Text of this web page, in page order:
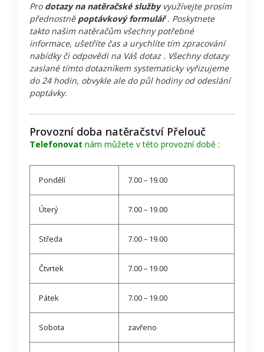
Pro dotazy na natěračské službyvyužívejte prosím
přednostně poptávkový formulář. Poskytnete
takto našim natěračům všechny potřebné
informace, ušetříte čas a urychlíte tím zpracování
nabídky či odpovědi na Váš dotaz . Všechny dotazy
zaslané tímto dotazníkem systematicky vyřizujeme
do 24 hodin, obvykle ale do půl hodiny od odeslání
poptávky.
Provozní doba natěračství Přelouč
Telefonovat nám můžete v této provozní době :
Pondělí 7.00 – 19.00
Úterý 7.00 – 19.00
Středa 7.00 – 19.00
Čtvrtek 7.00 – 19.00
Pátek 7.00 – 19.00
Sobota zavřeno